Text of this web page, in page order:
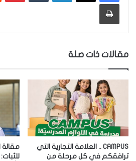
طباعة
مقالات ذات صلة
CAMPUS .. العلامة التجارية التي
ترافقكم في كل مرحلة من